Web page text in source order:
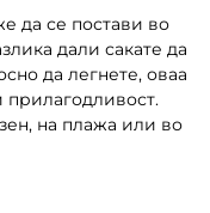
да се постави во
дали сакате да
да легнете, оваа
на плажа или во